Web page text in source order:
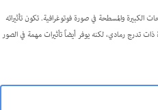
الكبيرة والمسطحة في صورة فوتوغرافية. تكون تأثيراته
تدرج رمادي، لكنه يوفر أيضاً تأثيرات مهمة في الصور